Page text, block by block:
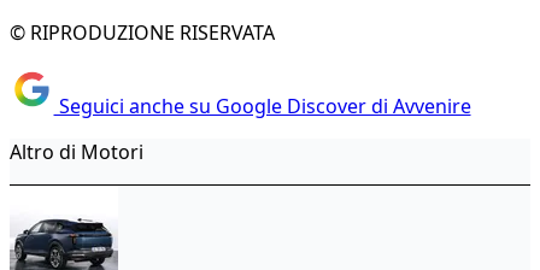
© RIPRODUZIONE RISERVATA
Seguici anche su Google Discover di Avvenire
Altro di Motori